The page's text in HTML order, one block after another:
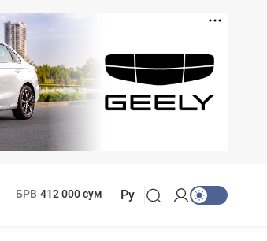
БРВ 412 000 сум Ру